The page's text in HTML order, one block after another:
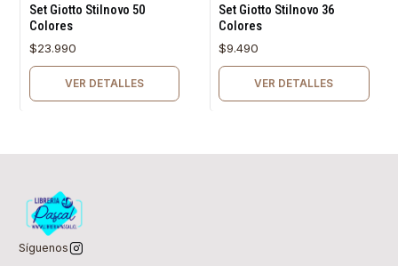
Set Giotto Stilnovo 50
Colores
$23.990
VER DETALLES
Set Giotto Stilnovo 36
Colores
$9.490
VER DETALLES
Síguenos